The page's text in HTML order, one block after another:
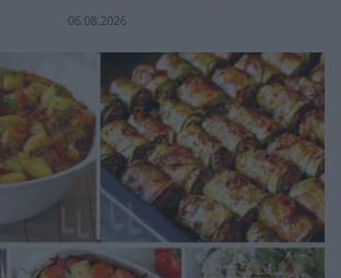
06.08.2026